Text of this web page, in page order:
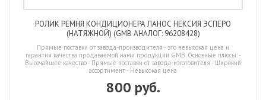
РОЛИК РЕМНЯ КОНДИЦИОНЕРА ЛАНОС НЕКСИЯ ЭСПЕРО
(НАТЯЖНОЙ) (GMB АНАЛОГ: 96208428)
Прямые поставки от завода-производителя - это невысокая цена и
гарантия качества продаваемой нами продукции GMB. Основные плюсы: -
Высочайшее качество - Прямые поставки от завода-изготовителя - Широкий
ассортимент - Невысокая цена
800 руб.